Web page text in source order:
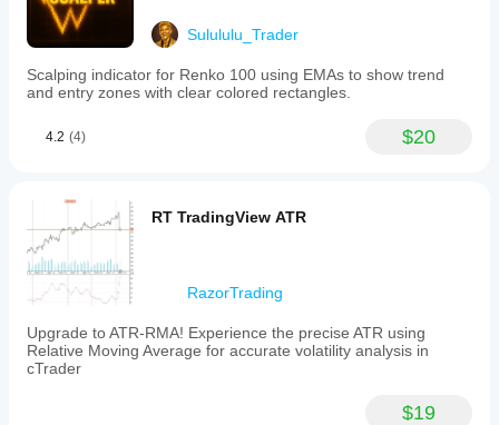
Sulululu_Trader
Scalping indicator for Renko 100 using EMAs to show trend
and entry zones with clear colored rectangles.
4.2 (4) $20
RT TradingView ATR
RazorTrading
Upgrade to ATR-RMA! Experience the precise ATR using
Relative Moving Average for accurate volatility analysis in
cTrader
$19